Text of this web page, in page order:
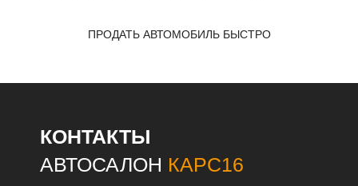
ПРОДАТЬ АВТОМОБИЛЬ БЫСТРО
КОНТАКТЫ
АВТОСАЛОН КАРС16